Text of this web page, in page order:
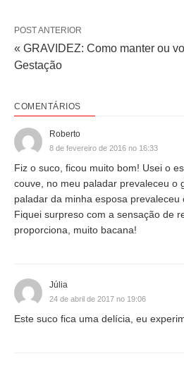
POST ANTERIOR
« GRAVIDEZ: Como manter ou
Gestação
COMENTÁRIOS
Roberto
8 de fevereiro de 2016 no 16:33
Fiz o suco, ficou muito bom! Usei o
couve, no meu paladar prevaleceu o
paladar da minha esposa prevaleceu
Fiquei surpreso com a sensação de
proporciona, muito bacana!
Júlia
24 de abril de 2017 no 19:06
Este suco fica uma delícia, eu